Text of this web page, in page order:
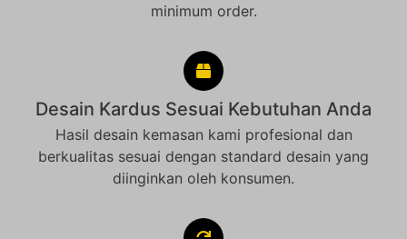
minimum order.
Desain Kardus Sesuai Kebutuhan Anda
Hasil desain kemasan kami profesional dan
berkualitas sesuai dengan standard desain yang
diinginkan oleh konsumen.